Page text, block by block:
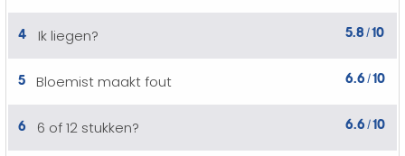
4 Ik liegen? 5.8 /10
5 Bloemist maakt fout 6.6 /10
6 6 of 12 stukken? 6.6 /10